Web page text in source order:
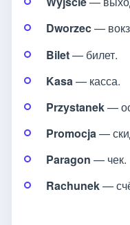
Dworzec—
Bilet— билет.
Kasa— касса.
Przystanek—
Promocja—
Paragon — чек.
Rachunek—